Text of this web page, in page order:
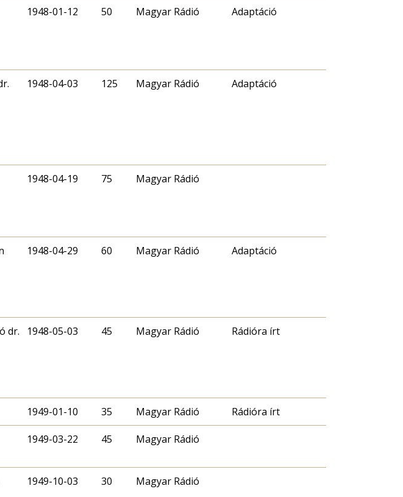
1948-01-12 50 Magyar Rádió Adaptáció
1948-04-03 125 Magyar Rádió Adaptáció
1948-04-19 75 Magyar Rádió
1948-04-29 60 Magyar Rádió Adaptáció
dr. 1948-05-03 45 Magyar Rádió Rádióra írt
1949-01-10 35 Magyar Rádió Rádióra írt
1949-03-22 45 Magyar Rádió
1949-10-03 30 Magyar Rádió